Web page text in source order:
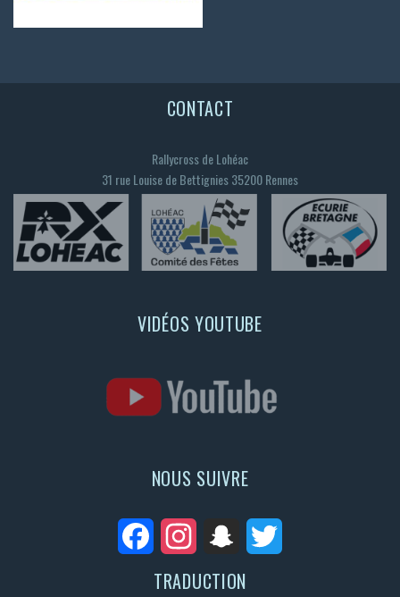
CONTACT
Rallycross de Lohéac
31 rue Louise de Bettignies 35200 Rennes
VIDÉOS YOUTUBE
NOUS SUIVRE
FacebookInstagramSnapchat
TRADUCTION